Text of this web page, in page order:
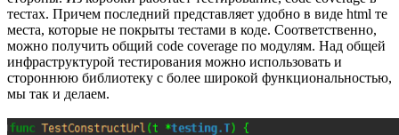
тестах. Причем последний представляет удобно в виде html те
места, которые не покрыты тестами в коде. Соответственно,
можно получить общий code coverage по модулям. Над общей
инфраструктурой тестирования можно использовать и
стороннюю библиотеку с более широкой функциональностью,
мы так и делаем.